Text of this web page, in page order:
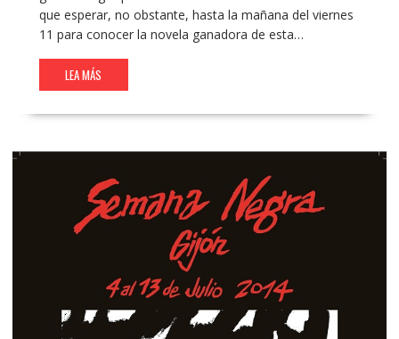
que esperar, no obstante, hasta la mañana del viernes
11 para conocer la novela ganadora de esta…
LEA MÁS